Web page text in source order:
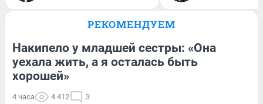
РЕКОМЕНДУЕМ
Накипело у младшей сестры: «Она
уехала жить, а я осталась быть
хорошей»
4 часа 4 412 3